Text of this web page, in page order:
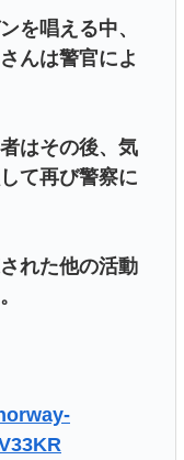
を唱える中、
んは警官によ
はその後、気
て再び警察に
れた他の活動